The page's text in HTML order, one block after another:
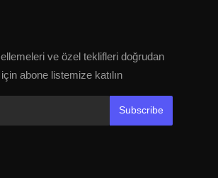
ve özel teklifleri doğrudan
abone listemize katılın
Subscribe